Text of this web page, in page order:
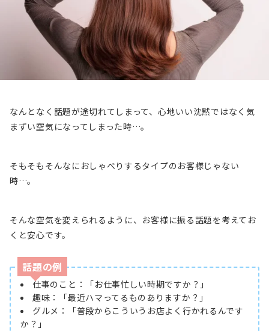
なんとなく話題が途切れてしまって、心地いい沈黙ではなく気
まずい空気になってしまった時…。
そもそもそんなにおしゃべりするタイプのお客様じゃない
時…。
そんな空気を変えられるように、お客様に振る話題を考えてお
くと安心です。
話題の例
仕事のこと：「お仕事忙しい時期ですか？」
趣味：「最近ハマってるものありますか？」
グルメ：「普段からこういうお店よく行かれるんです
か？」